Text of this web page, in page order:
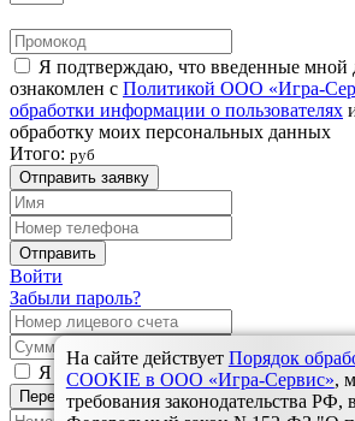
Я подтверждаю, что введенные мной
ознакомлен с Политикой ООО «Игра-
обработки информации о пользователях
обработку моих персональных данных
Итого: руб
Отправить заявку
Отправить
Войти
Забыли пароль?
Я согласен справилами оплаты услуг
Перейти к оплате
На сайте действует Порядок
COOKIE в ООО «Игра-Сервис»,
требования законодательства РФ,